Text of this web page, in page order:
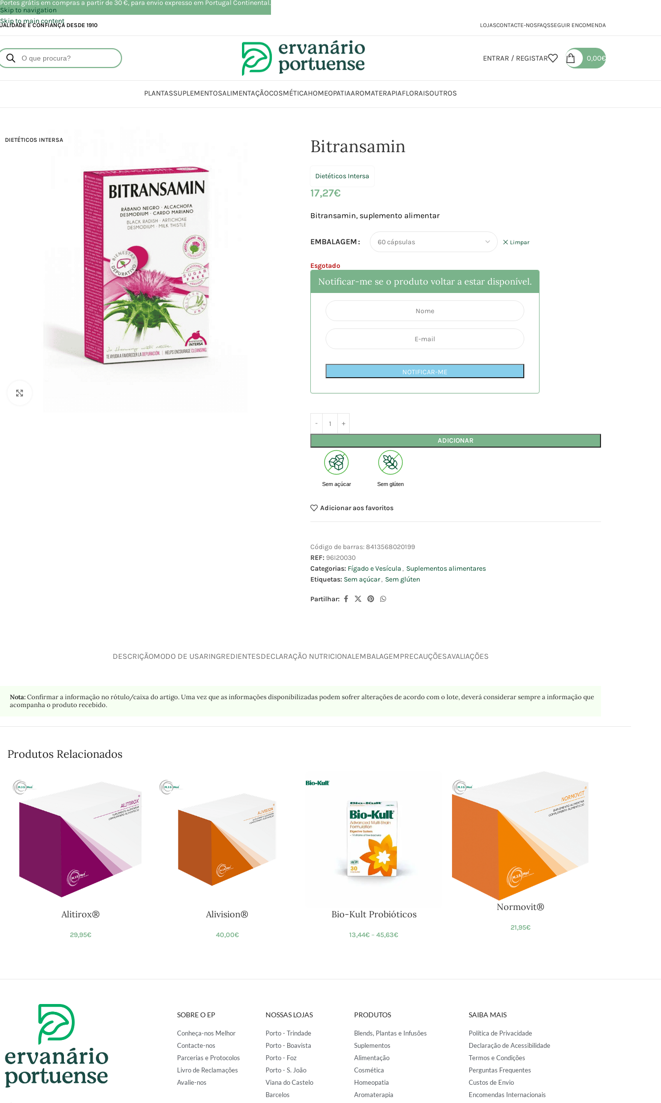
Skip to navigation
Skip to main content
E CONFIANÇA DESDE 1910 LOJASCONTACTE-NOSFAQSSEGUIR ENCOMENDA
ENTRAR / REGISTAR 0,00€
PLANTASSUPLEMENTOSALIMENTAÇÃOCOSMÉTICAHOMEOPATIAAROMATERAPIAFLORAISOUTROS
DIETÉTICOS INTERSA Bitransamin
Dietéticos Intersa
17,27€
Bitransamin, suplemento alimentar
EMBALAGEM Limpar
Esgotado
Notificar-me se o produto voltar a estar disponível.
NOTIFICAR-ME
ADICIONAR
Sem açúcar Sem glúten
Adicionar aos favoritos
Código de barras:8413568020199
REF: 96I20030
Categorias: Fígado e Vesícula , Suplementos alimentares
Etiquetas: Sem açúcar, Sem glúten
Partilhar:
DESCRIÇÃOMODO DE USARINGREDIENTESDECLARAÇÃO NUTRICIONAL EMBALAGEMPRECAUÇÕESAVALIAÇÕES
Nota:Confirmar a informação no rótulo/caixa do artigo. Uma vez que as informações disponibilizadas podem sofrer alterações de acordo com o lote, deverá considerar sempre a informação que
acompanha o produto recebido.
Produtos Relacionados
Alitirox®
29,95€
Alivision®
40,00€
Bio-Kult Probióticos
13,44€ – 45,63€
Normovit®
21,95€
SOBRE O EP
Conheça-nos Melhor
Contacte-nos
Parcerias e Protocolos
Livro de Reclamações
Avalie-nos
NOSSAS LOJAS
Porto - Trindade
Porto - Boavista
Porto - Foz
Porto - S. João
Viana do Castelo
Barcelos
PRODUTOS
Blends, Plantas e Infusões
Suplementos
Alimentação
Cosmética
Homeopatia
Aromaterapia
SAIBA MAIS
Política de Privacidade
Declaração de Acessibilidade
Termos e Condições
Perguntas Frequentes
Custos de Envio
Encomendas Internacionais
Portes grátis em compras a partir de 30 €, para envio expresso em Portugal Continental.